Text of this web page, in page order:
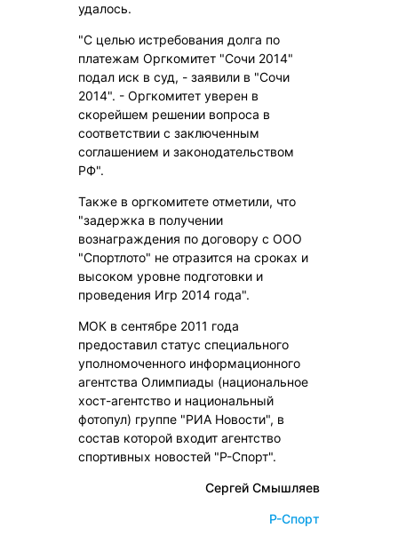
удалось.
"С целью истребования долга по
платежам Оргкомитет "Сочи 2014"
подал иск в суд, - заявили в "Сочи
2014". - Оргкомитет уверен в
скорейшем решении вопроса в
соответствии с заключенным
соглашением и законодательством
РФ".
Также в оргкомитете отметили, что
"задержка в получении
вознаграждения по договору с ООО
"Спортлото" не отразится на сроках и
высоком уровне подготовки и
проведения Игр 2014 года".
МОК в сентябре 2011 года
предоставил статус специального
уполномоченного информационного
агентства Олимпиады (национальное
хост-агентство и национальный
фотопул) группе "РИА Новости", в
состав которой входит агентство
спортивных новостей "Р-Спорт".
Сергей Смышляев
Р-Спорт